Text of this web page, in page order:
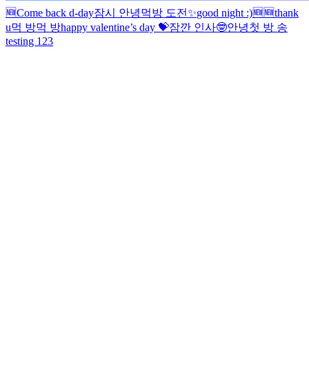
🆕Come back d-day잠시 안녕먹방 도전✨good night :)🆕 🆕thank
u먹 방먹 방happy valentine’s day 💝잠깐 인사🤓안녕첫 방 송
testing 123